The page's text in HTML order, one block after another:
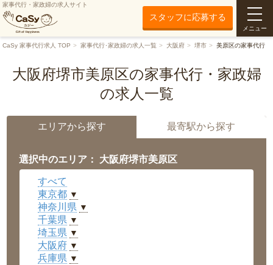
家事代行・家政婦の求人サイト
スタッフに応募する
メニュー
CaSy 家事代行求人 TOP 家事代行･家政婦の求人一覧 大阪府 堺市 美原区の家事代行
大阪府堺市美原区の家事代行・家政婦
の求人一覧
エリアから探す 最寄駅から探す
選択中のエリア： 大阪府堺市美原区
すべて
東京都 ▼
神奈川県 ▼
千葉県 ▼
埼玉県 ▼
大阪府 ▼
兵庫県 ▼